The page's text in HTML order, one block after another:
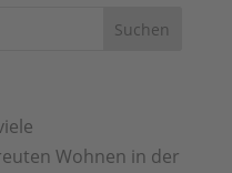
Wohnen in der